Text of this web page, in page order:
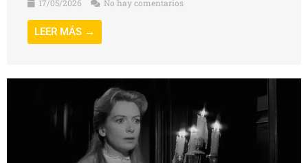
17/05/2026
No hay comentarios
LEER MÁS →